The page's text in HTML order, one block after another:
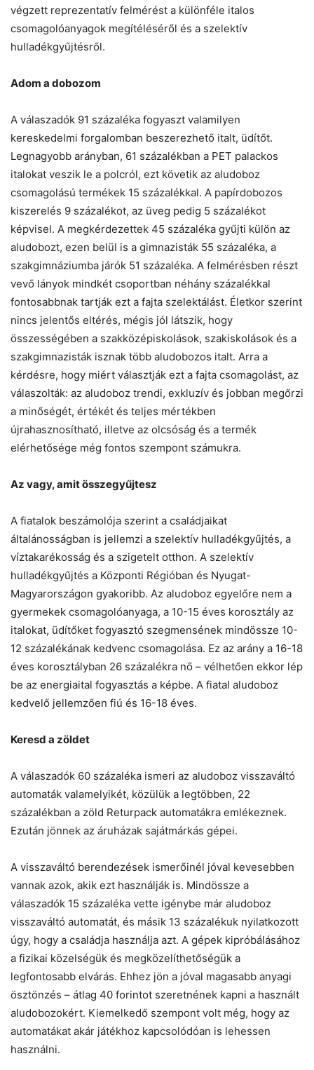
végzett reprezentatív felmérést a különféle italos
csomagolóanyagok megítéléséről és a szelektív
hulladékgyűjtésről.
Adom a dobozom
A válaszadók 91 százaléka fogyaszt valamilyen
kereskedelmi forgalomban beszerezhető italt, üdítőt.
Legnagyobb arányban, 61 százalékban a PET palackos
italokat veszik le a polcról, ezt követik az aludoboz
csomagolású termékek 15 százalékkal. A papírdobozos
kiszerelés 9 százalékot, az üveg pedig 5 százalékot
képvisel. A megkérdezettek 45 százaléka gyűjti külön az
aludobozt, ezen belül is a gimnazisták 55 százaléka, a
szakgimnáziumba járók 51 százaléka. A felmérésben részt
vevő lányok mindkét csoportban néhány százalékkal
fontosabbnak tartják ezt a fajta szelektálást. Életkor szerint
nincs jelentős eltérés, mégis jól látszik, hogy
összességében a szakközépiskolások, szakiskolások és a
szakgimnazisták isznak több aludobozos italt. Arra a
kérdésre, hogy miért választják ezt a fajta csomagolást, az
válaszolták: az aludoboz trendi, exkluzív és jobban megőrzi
a minőségét, értékét és teljes mértékben
újrahasznosítható, illetve az olcsóság és a termék
elérhetősége még fontos szempont számukra.
Az vagy, amit összegyűjtesz
A fiatalok beszámolója szerint a családjaikat
általánosságban is jellemzi a szelektív hulladékgyűjtés, a
víztakarékosság és a szigetelt otthon. A szelektív
hulladékgyűjtés a Központi Régióban és Nyugat-
Magyarországon gyakoribb. Az aludoboz egyelőre nem a
gyermekek csomagolóanyaga, a 10-15 éves korosztály az
italokat, üdítőket fogyasztó szegmensének mindössze 10-
12 százalékának kedvenc csomagolása. Ez az arány a 16-18
éves korosztályban 26 százalékra nő – vélhetően ekkor lép
be az energiaital fogyasztás a képbe. A fiatal aludoboz
kedvelő jellemzően fiú és 16-18 éves.
Keresd a zöldet
A válaszadók 60 százaléka ismeri az aludoboz visszaváltó
automaták valamelyikét, közülük a legtöbben, 22
százalékban a zöld Returpack automatákra emlékeznek.
Ezután jönnek az áruházak sajátmárkás gépei.
A visszaváltó berendezések ismerőinél jóval kevesebben
vannak azok, akik ezt használják is. Mindössze a
válaszadók 15 százaléka vette igénybe már aludoboz
visszaváltó automatát, és másik 13 százalékuk nyilatkozott
úgy, hogy a családja használja azt. A gépek kipróbálásához
a fizikai közelségük és megközelíthetőségük a
legfontosabb elvárás. Ehhez jön a jóval magasabb anyagi
ösztönzés – átlag 40 forintot szeretnének kapni a használt
aludobozokért. Kiemelkedő szempont volt még, hogy az
automatákat akár játékhoz kapcsolódóan is lehessen
használni.
Chat Mr wAIste
Helló! Miben segíthetek ma?